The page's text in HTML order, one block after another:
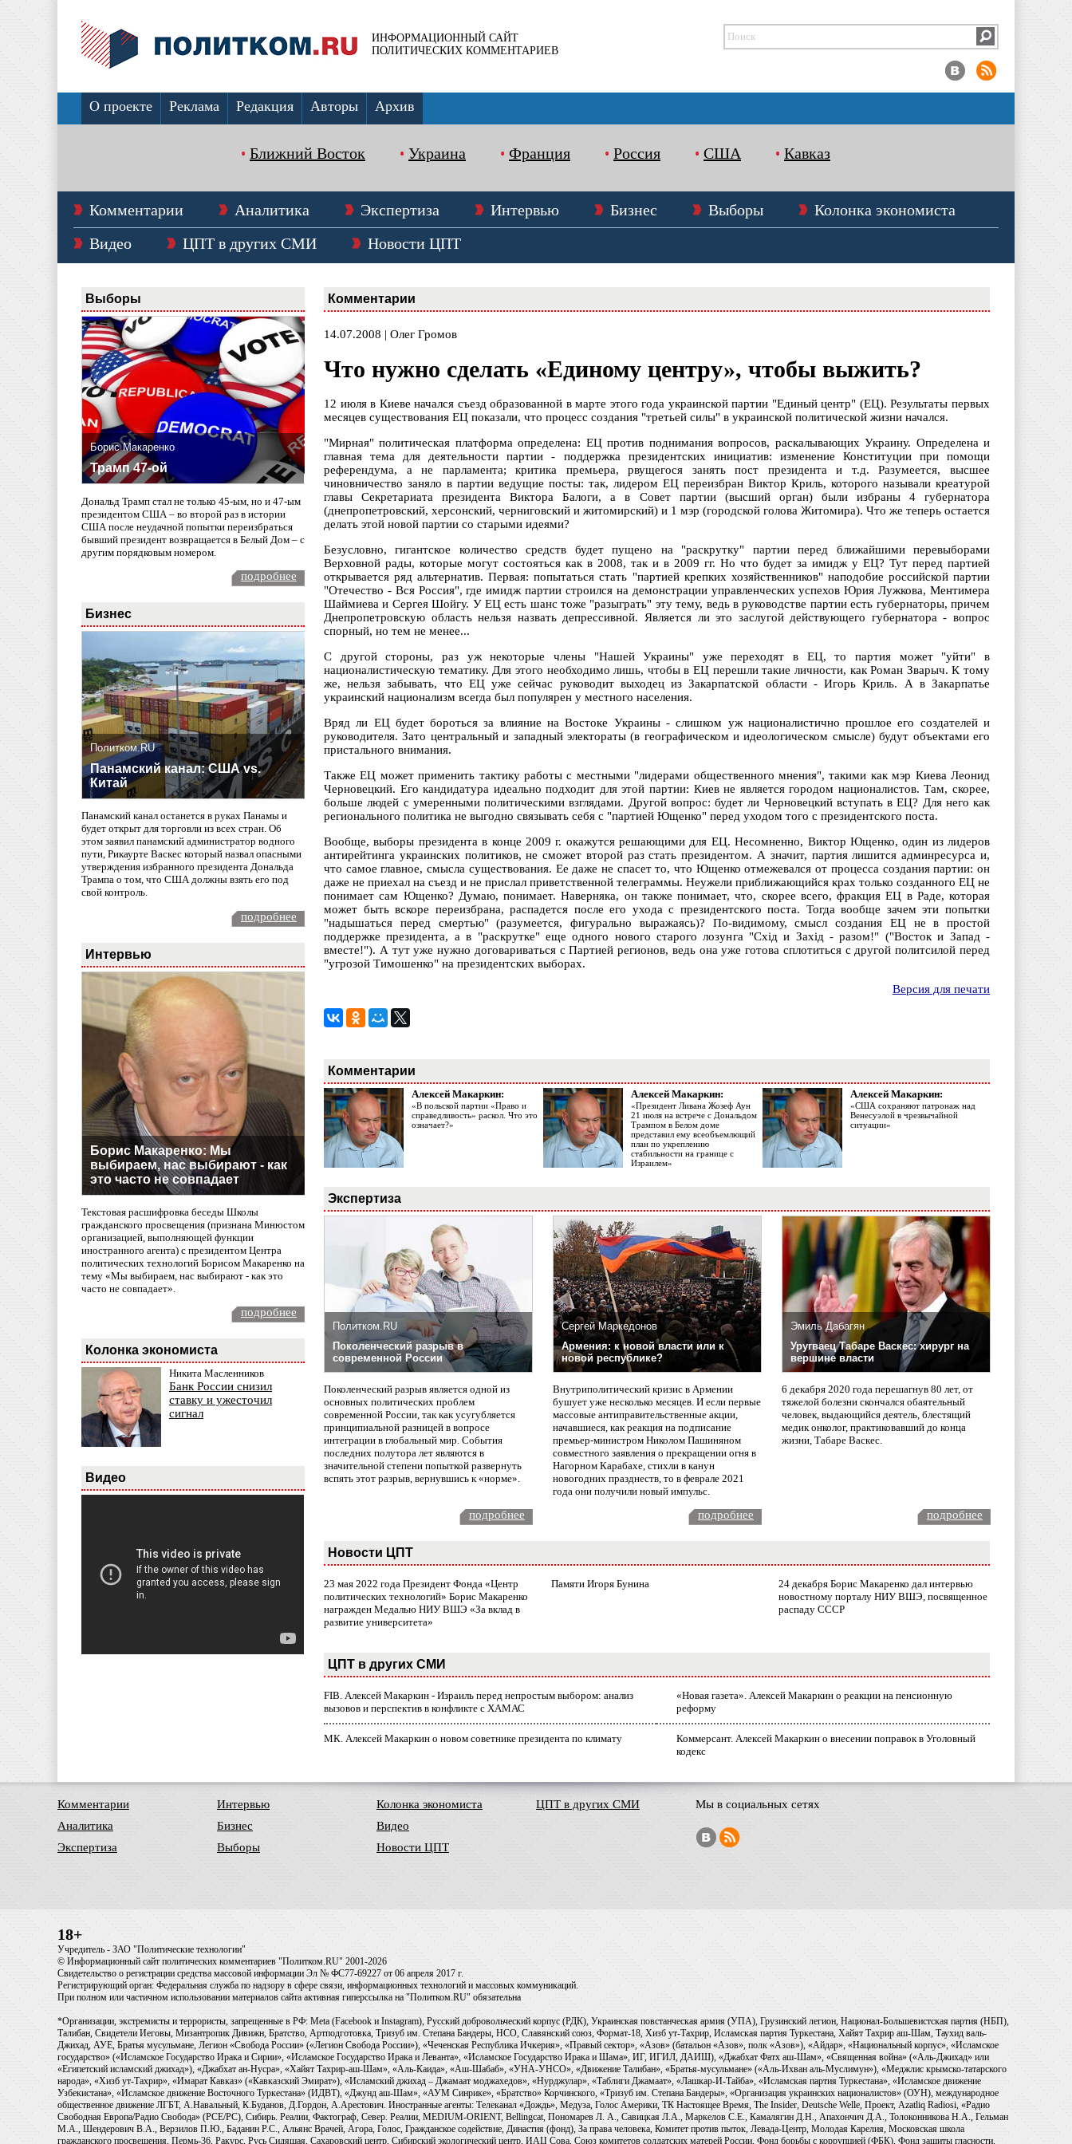
ИНФОРМАЦИОННЫЙ САЙТ
ПОЛИТИЧЕСКИХ КОММЕНТАРИЕВ
О проекте Реклама Редакция Авторы Архив
Ближний Восток Украина Франция Россия США Кавказ
Комментарии Аналитика Экспертиза Интервью Бизнес Выборы
Колонка экономиста
Видео
ЦПТ в других СМИ Новости ЦПТ
Выборы
Борис Макаренко
Трамп 47-ой
Дональд Трамп стал не только 45-ым, но и 47-ым
президентом США – во второй раз в истории
США после неудачной попытки переизбраться
бывший президент возвращается в Белый Дом – с
другим порядковым номером.
подробнее
Бизнес
Политком.RU
Панамский канал: США vs.
Китай
Панамский канал останется в руках Панамы и
будет открыт для торговли из всех стран. Об
этом заявил панамский администратор водного
пути, Рикаурте Васкес который назвал опасными
утверждения избранного президента Дональда
Трампа о том, что США должны взять его под
свой контроль.
подробнее
Интервью
Борис Макаренко: Мы
выбираем, нас выбирают - как
это часто не совпадает
Текстовая расшифровка беседы Школы
гражданского просвещения (признана Минюстом
организацией, выполняющей функции
иностранного агента) с президентом Центра
политических технологий Борисом Макаренко на
тему «Мы выбираем, нас выбирают - как это
часто не совпадает».
подробнее
Колонка экономиста
Никита Масленников
Банк России снизил
ставку и ужесточил
сигнал
Видео
Комментарии
14.07.2008 | Олег Громов
Что нужно сделать «Единому центру», чтобы выжить?
12 июля в Киеве начался съезд образованной в марте этого года украинской партии "Единый центр" (ЕЦ). Результаты первых
месяцев существования ЕЦ показали, что процесс создания "третьей силы" в украинской политической жизни начался.
"Мирная" политическая платформа определена: ЕЦ против поднимания вопросов, раскалывающих Украину. Определена и
главная тема для деятельности партии - поддержка президентских инициатив: изменение Конституции при помощи
референдума, а не парламента; критика премьера, рвущегося занять пост президента и т.д. Разумеется, высшее
чиновничество заняло в партии ведущие посты: так, лидером ЕЦ переизбран Виктор Криль, которого называли креатурой
главы Секретариата президента Виктора Балоги, а в Совет партии (высший орган) были избраны 4 губернатора
(днепропетровский, херсонский, черниговский и житомирский) и 1 мэр (городской голова Житомира). Что же теперь остается
делать этой новой партии со старыми идеями?
Безусловно, гигантское количество средств будет пущено на "раскрутку" партии перед ближайшими перевыборами
Верховной рады, которые могут состояться как в 2008, так и в 2009 гг. Но что будет за имидж у ЕЦ? Тут перед партией
открывается ряд альтернатив. Первая: попытаться стать "партией крепких хозяйственников" наподобие российской партии
"Отечество - Вся Россия", где имидж партии строился на демонстрации управленческих успехов Юрия Лужкова, Ментимера
Шаймиева и Сергея Шойгу. У ЕЦ есть шанс тоже "разыграть" эту тему, ведь в руководстве партии есть губернаторы, причем
Днепропетровскую область нельзя назвать депрессивной. Является ли это заслугой действующего губернатора - вопрос
спорный, но тем не менее...
С другой стороны, раз уж некоторые члены "Нашей Украины" уже переходят в ЕЦ, то партия может "уйти" в
националистическую тематику. Для этого необходимо лишь, чтобы в ЕЦ перешли такие личности, как Роман Зварыч. К тому
же, нельзя забывать, что ЕЦ уже сейчас руководит выходец из Закарпатской области - Игорь Криль. А в Закарпатье
украинский национализм всегда был популярен у местного населения.
Вряд ли ЕЦ будет бороться за влияние на Востоке Украины - слишком уж националистично прошлое его создателей и
руководителя. Зато центральный и западный электораты (в географическом и идеологическом смысле) будут объектами его
пристального внимания.
Также ЕЦ может применить тактику работы с местными "лидерами общественного мнения", такими как мэр Киева Леонид
Черновецкий. Его кандидатура идеально подходит для этой партии: Киев не является городом националистов. Там, скорее,
больше людей с умеренными политическими взглядами. Другой вопрос: будет ли Черновецкий вступать в ЕЦ? Для него как
регионального политика не выгодно связывать себя с "партией Ющенко" перед уходом того с президентского поста.
Вообще, выборы президента в конце 2009 г. окажутся решающими для ЕЦ. Несомненно, Виктор Ющенко, один из лидеров
антирейтинга украинских политиков, не сможет второй раз стать президентом. А значит, партия лишится админресурса и,
что самое главное, смысла существования. Ее даже не спасет то, что Ющенко отмежевался от процесса создания партии: он
даже не приехал на съезд и не прислал приветственной телеграммы. Неужели приближающийся крах только созданного ЕЦ не
понимает сам Ющенко? Думаю, понимает. Наверняка, он также понимает, что, скорее всего, фракция ЕЦ в Раде, которая
может быть вскоре переизбрана, распадется после его ухода с президентского поста. Тогда вообще зачем эти попытки
"надышаться перед смертью" (разумеется, фигурально выражаясь)? По-видимому, смысл создания ЕЦ не в простой
поддержке президента, а в "раскрутке" еще одного нового старого лозунга "Схiд и Захiд - разом!" ("Восток и Запад -
вместе!"). А тут уже нужно договариваться с Партией регионов, ведь она уже готова сплотиться с другой политсилой перед
"угрозой Тимошенко" на президентских выборах.
Версия для печати
Комментарии
Алексей Макаркин:
«В польской партии «Право и
справедливость» раскол. Что это
означает?»
Алексей Макаркин:
«Президент Ливана Жозеф Аун
21 июля на встрече с Дональдом
Трампом в Белом доме
представил ему всеобъемлющий
план по укреплению
стабильности на границе с
Израилем»
Алексей Макаркин:
«США сохраняют патронаж над
Венесуэлой в чрезвычайной
ситуации»
Экспертиза
Политком.RU
Поколенческий разрыв в
современной России
Поколенческий разрыв является одной из
основных политических проблем
современной России, так как усугубляется
принципиальной разницей в вопросе
интеграции в глобальный мир. События
последних полутора лет являются в
значительной степени попыткой развернуть
вспять этот разрыв, вернувшись к «норме».
Сергей Маркедонов
Армения: к новой власти или к
новой республике?
Внутриполитический кризис в Армении
бушует уже несколько месяцев. И если первые
массовые антиправительственные акции,
начавшиеся, как реакция на подписание
премьер-министром Николом Пашиняном
совместного заявления о прекращении огня в
Нагорном Карабахе, стихли в канун
новогодних празднеств, то в феврале 2021
года они получили новый импульс.
Эмиль Дабагян
Уругваец Табаре Васкес: хирург на
вершине власти
6 декабря 2020 года перешагнув 80 лет, от
тяжелой болезни скончался обаятельный
человек, выдающийся деятель, блестящий
медик онколог, практиковавший до конца
жизни, Табаре Васкес.
подробнее подробнее подробнее
Новости ЦПТ
23 мая 2022 года Президент Фонда «Центр
политических технологий» Борис Макаренко
награжден Медалью НИУ ВШЭ «За вклад в
развитие университета»
Памяти Игоря Бунина
24 декабря Борис Макаренко дал интервью
новостному порталу НИУ ВШЭ, посвященное
распаду СССР
ЦПТ в других СМИ
FIB. Алексей Макаркин - Израиль перед непростым выбором: анализ
вызовов и перспектив в конфликте с ХАМАС
«Новая газета». Алексей Макаркин о реакции на пенсионную
реформу
МК. Алексей Макаркин о новом советнике президента по климату
Коммерсант. Алексей Макаркин о внесении поправок в Уголовный
кодекс
Комментарии
Аналитика
Экспертиза
Интервью
Бизнес
Выборы
Колонка экономиста
Видео
Новости ЦПТ
ЦПТ в других СМИ Мы в социальных сетях
18+
Учредитель - ЗАО "Политические технологии"
© Информационный сайт политических комментариев "Политком.RU" 2001-2026
Свидетельство о регистрации средства массовой информации Эл № ФС77-69227 от 06 апреля 2017 г.
Регистрирующий орган: Федеральная служба по надзору в сфере связи, информационных технологий и массовых коммуникаций.
При полном или частичном использовании материалов сайта активная гиперссылка на "Политком.RU" обязательна
*Организации, экстремисты и террористы, запрещенные в РФ: Meta (Facebook и Instagram), Русский добровольческий корпус (РДК), Украинская повстанческая армия (УПА), Грузинский легион, Национал-Большевистская партия (НБП),
Талибан, Свидетели Иеговы, Мизантропик Дивижн, Братство, Артподготовка, Тризуб им. Степана Бандеры, НСО, Славянский союз, Формат-18, Хизб ут-Тахрир, Исламская партия Туркестана, Хайят Тахрир аш-Шам, Таухид валь-
Джихад, АУЕ, Братья мусульмане, Легион «Свобода России» («Легион Свобода России»), «Чеченская Республика Ичкерия», «Правый сектор», «Азов» (батальон «Азов», полк «Азов»), «Айдар», «Национальный корпус», «Исламское
государство» («Исламское Государство Ирака и Сирии», «Исламское Государство Ирака и Леванта», «Исламское Государство Ирака и Шама», ИГ, ИГИЛ, ДАИШ), «Джабхат Фатх аш-Шам», «Священная война» («Аль-Джихад» или
«Египетский исламский джихад»), «Джабхат ан-Нусра», «Хайят Тахрир-аш-Шам», «Аль-Каида», «Аш-Шабаб», «УНА-УНСО», «Движение Талибан», «Братья-мусульмане» («Аль-Ихван аль-Муслимун»), «Меджлис крымско-татарского
народа», «Хизб ут-Тахрир», «Имарат Кавказ» («Кавказский Эмират»), «Исламский джихад – Джамаат моджахедов», «Нурджулар», «Таблиги Джамаат», «Лашкар-И-Тайба», «Исламская партия Туркестана», «Исламское движение
Узбекистана», «Исламское движение Восточного Туркестана» (ИДВТ), «Джунд аш-Шам», «АУМ Синрике», «Братство» Корчинского, «Тризуб им. Степана Бандеры», «Организация украинских националистов» (ОУН), международное
общественное движение ЛГБТ, А.Навальный, К.Буданов, Д.Гордон, А.Арестович. Иностранные агенты: Телеканал «Дождь», Медуза, Голос Америки, ТК Настоящее Время, The Insider, Deutsche Welle, Проект, Azatliq Radiosi, «Радио
Свободная Европа/Радио Свобода» (PCE/PC), Сибирь. Реалии, Фактограф, Север. Реалии, MEDIUM-ORIENT, Bellingcat, Пономарев Л. А., Савицкая Л.А., Маркелов С.Е., Камалягин Д.Н., Апахончич Д.А., Толоконникова Н.А., Гельман
М.А., Шендерович В.А., Верзилов П.Ю., Баданин Р.С., Альянс Врачей, Агора, Голос, Гражданское содействие, Династия (фонд), За права человека, Комитет против пыток, Левада-Центр, Молодая Карелия, Московская школа
гражданского просвещения, Пермь-36, Ракурс, Русь Сидящая, Сахаровский центр, Сибирский экологический центр, ИАЦ Сова, Союз комитетов солдатских матерей России, Фонд борьбы с коррупцией (ФБК), Фонд защиты гласности,